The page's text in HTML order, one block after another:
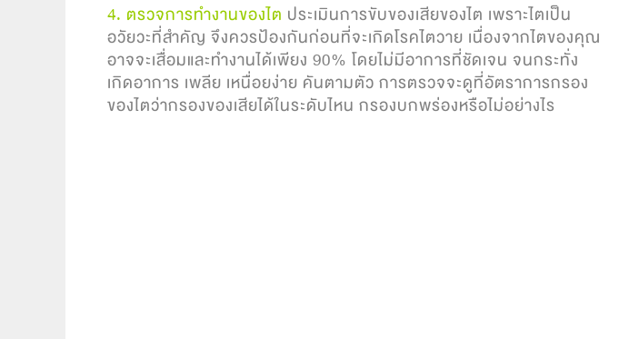
4. ตรวจการทำงานของไต ประเมินการขับของเสียของไต เพราะไตเป็น
อวัยวะที่สำคัญ จึงควรป้องกันก่อนที่จะเกิดโรคไตวาย เนื่องจากไตของคุณ
อาจจะเสื่อมและทำงานได้เพียง 90% โดยไม่มีอาการที่ชัดเจน จนกระทั่ง
เกิดอาการ เพลีย เหนื่อยง่าย คันตามตัว การตรวจจะดูที่อัตราการกรอง
ของไตว่ากรองของเสียได้ในระดับไหน กรองบกพร่องหรือไม่อย่างไร